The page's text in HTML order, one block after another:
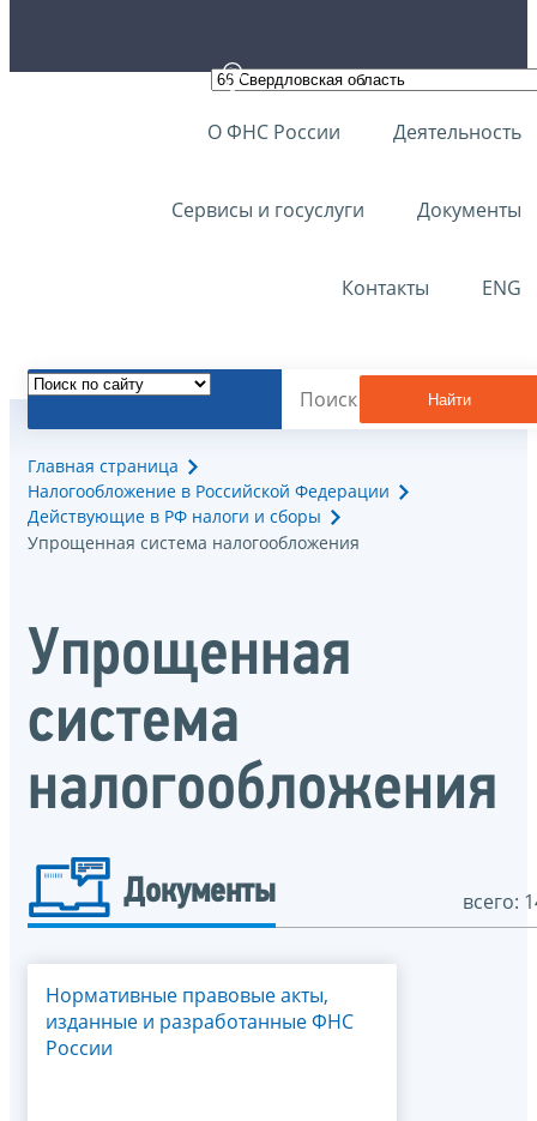
О ФНС России Деятельность
Сервисы и госуслуги Документы
Контакты ENG
Найти
Главная страница
Налогообложение в Российской Федерации
Действующие в РФ налоги и сборы
Упрощенная система налогообложения
Упрощенная
система
налогообложения
Документы всего:
Нормативные правовые акты,
изданные и разработанные ФНС
России